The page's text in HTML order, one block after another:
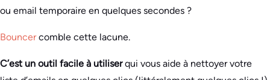
ou email temporaire en quelques secondes ?
Bouncercomble cette lacune.
C’est un outil facile à utiliserqui vous aide à nettoyer votre